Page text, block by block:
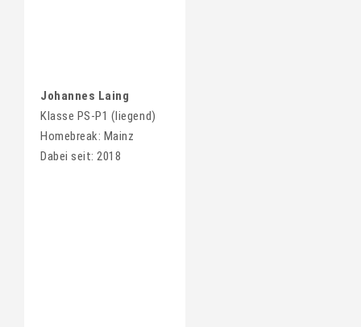
Johannes Laing
Klasse PS-P1 (liegend)
Homebreak: Mainz
Dabei seit: 2018